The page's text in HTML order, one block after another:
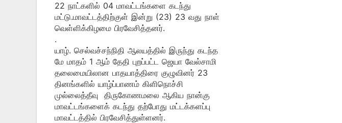
22 நாட்களில் 04 மாவட்டங்களை கடந்து
மட்டு.மாவட்டத்திற்குள் இன்று (23) 23 வது நாள்
வெள்ளிக்கிழமை பிரவேசித்தனர்.
.
யாழ். செல்வச்சந்நிதி ஆலயத்தில் இருந்து கடந்த
மே மாதம் 1 ஆம் தேதி புறப்பட்ட ஜெயா வேல்சாமி
தலைமையிலான பாதயாத்திரை குழுவினர் 23
தினங்களில் யாழ்ப்பாணம் கிளிநொச்சி
முல்லைத்தீவு திருகோணமலை ஆகிய நான்கு
மாவட்டங்களைக் கடந்து தற்போது மட்டக்களப்பு
மாவட்டத்தில் பிரவேசித்துள்ளனர்.